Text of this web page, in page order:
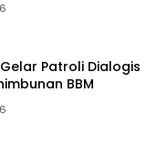
Patroli Dialogis
BBM